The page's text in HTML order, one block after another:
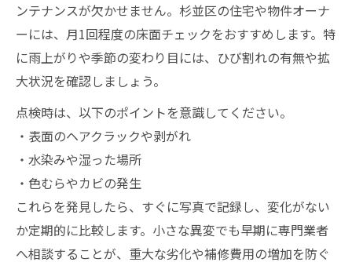
ンテナンスが欠かせません。杉並区の住宅や物件オーナ
ーには、月1回程度の床面チェックをおすすめします。特
に雨上がりや季節の変わり目には、ひび割れの有無や拡
大状況を確認しましょう。
点検時は、以下のポイントを意識してください。
・表面のヘアクラックや剥がれ
・水染みや湿った場所
・色むらやカビの発生
これらを発見したら、すぐに写真で記録し、変化がない
か定期的に比較します。小さな異変でも早期に専門業者
へ相談することが、重大な劣化や補修費用の増加を防ぐ